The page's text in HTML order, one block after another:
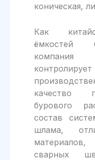
коническая,
Как
ёмкостей
качество
бурового
состав
шлама,
сварных